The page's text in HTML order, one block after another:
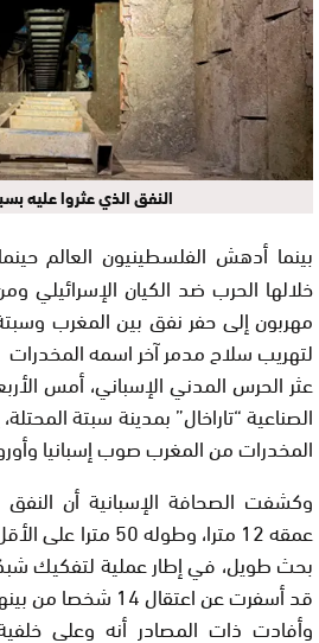
النفق الذي عثروا عليه
بينما أدهش الفلسطينيون العالم
خلالها الحرب ضد الكيان الإسرائيلي
مهربون إلى حفر نفق بين المغرب
لتهريب سلاح مدمر آخر اسمه المخدرات
عثر الحرس المدني الإسباني، أمس
الصناعية “تاراخال” بمدينة سبتة
المخدرات من المغرب صوب إسبانيا
وكشفت الصحافة الإسبانية أن النفق
عمقه 12 مترا،
بحث طويل، في إطار عملية لتفكيك
قد أسفرت عن اعتقال 14 شخصا من بينهم برلماني وأفراد الشرطة.
وأفادت ذات المصادر أنه وعلى